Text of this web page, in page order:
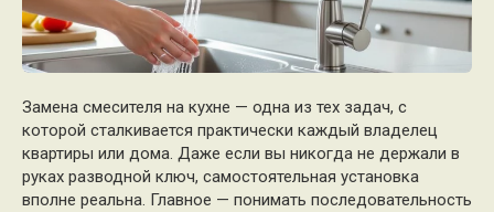
Замена смесителя на кухне — одна из тех задач, с
которой сталкивается практически каждый владелец
квартиры или дома. Даже если вы никогда не держали в
руках разводной ключ, самостоятельная установка
вполне реальна. Главное — понимать последовательность